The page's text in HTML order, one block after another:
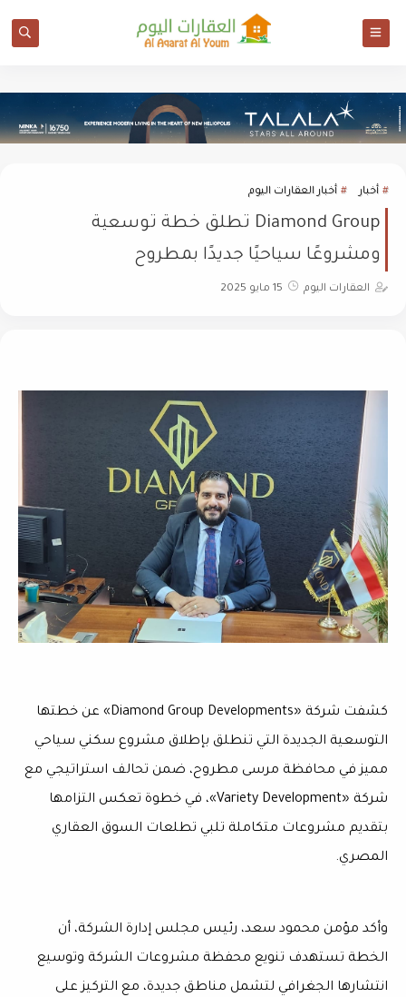
أخبار أخبار العقارات اليوم
Diamond Group تطلق خطة توسعية
ومشروعًا سياحيًا جديدًا بمطروح
العقارات اليوم 15 مايو 2025
كشفت شركة «Diamond Group Developments» عن خطتها
التوسعية الجديدة التي تنطلق بإطلاق مشروع سكني سياحي
مميز في محافظة مرسى مطروح، ضمن تحالف استراتيجي مع
شركة «Variety Development»، في خطوة تعكس التزامها
بتقديم مشروعات متكاملة تلبي تطلعات السوق العقاري
المصري.
وأكد مؤمن محمود سعد، رئيس مجلس إدارة الشركة، أن
الخطة تستهدف تنويع محفظة مشروعات الشركة وتوسيع
انتشارها الجغرافي لتشمل مناطق جديدة، مع التركيز على